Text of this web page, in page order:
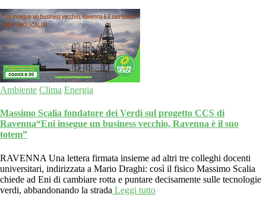
Ambiente Clima Energia
Massimo Scalia fondatore dei Verdi sul progetto CCS di
Ravenna“Eni insegue un business vecchio, Ravenna è il suo
totem”
RAVENNA Una lettera firmata insieme ad altri tre colleghi docenti
universitari, indirizzata a Mario Draghi: così il fisico Massimo Scalia
chiede ad Eni di cambiare rotta e puntare decisamente sulle tecnologie
verdi, abbandonando la strada Leggi tutto